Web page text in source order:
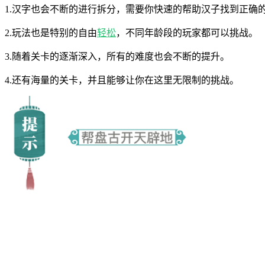
1.汉字也会不断的进行拆分，需要你快速的帮助汉子找到正确
2.玩法也是特别的自由轻松，不同年龄段的玩家都可以挑战。
3.随着关卡的逐渐深入，所有的难度也会不断的提升。
4.还有海量的关卡，并且能够让你在这里无限制的挑战。